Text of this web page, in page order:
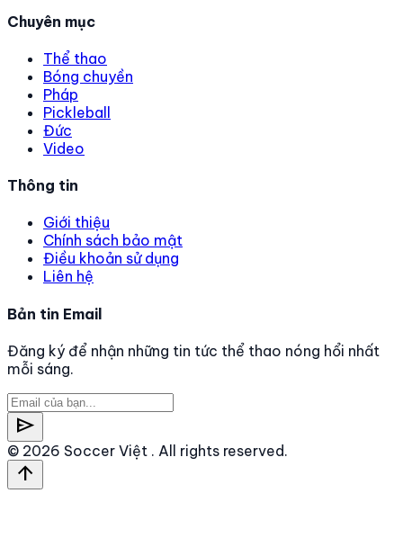
Chuyên mục
Thể thao
Bóng chuyền
Pháp
Pickleball
Đức
Video
Thông tin
Giới thiệu
Chính sách bảo mật
Điều khoản sử dụng
Liên hệ
Bản tin Email
Đăng ký để nhận những tin tức thể thao nóng hổi nhất
mỗi sáng.
send
© 2026 Soccer Việt . All rights reserved.
arrow_upward